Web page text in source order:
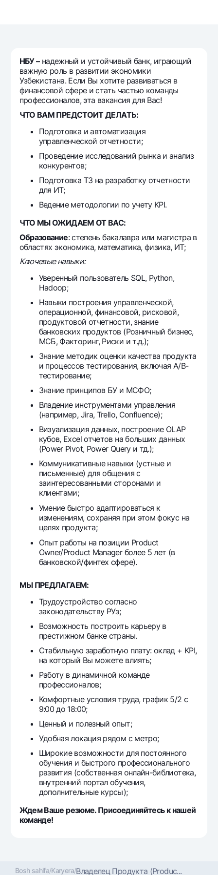
NBU’dan oltin quymalar
Kumush omonat
Mastercard
Ish haqi
Garmin pay
Aksiyalar
Milliy mobil ilovasi
Ko'p beriladigan savollar
Sayt bo‘yicha qidiring
Qidirish
Foydali havolalar
Ofis va bankomatlar
Shaxsiy ma'lumotlarni qayta ishlashga rozilik berish
Bizni ijtimoiy tarmoqlarda kuzatib boring
Aloqa markazi
+998 78 148-00-101344
НБУ –надежный и устойчивый банк, играющий
важную роль в развитии экономики
Узбекистана. Если Вы хотите развиваться в
финансовой сфере и стать частью команды
профессионалов, эта вакансия для Вас!
ЧТО ВАМ ПРЕДСТОИТ ДЕЛАТЬ:
Подготовка и автоматизация
управленческой отчетности;
Проведение исследований рынка и анализ
конкурентов;
Подготовка ТЗ на разработку отчетности
для ИТ;
Ведение методологии по учету KPI.
ЧТО МЫ ОЖИДАЕМ ОТ ВАС:
Образование: степень бакалавра или магистра в
областях экономика, математика, физика, ИТ;
Ключевые навыки:
Уверенный пользователь SQL, Python,
Hadoop;
Навыки построения управленческой,
операционной, финансовой, рисковой,
продуктовой отчетности, знание
банковских продуктов (Розничный бизнес,
МСБ, Факторинг, Риски и т.д.);
Знание методик оценки качества продукта
и процессов тестирования, включая А/В-
тестирование;
Знание принципов БУ и МСФО;
Владение инструментами управления
(например, Jira, Trello, Confluence);
Визуализация данных, построение OLAP
кубов, Ехсеl отчетов на больших данных
(Power Pivot, Power Query и тд.);
Коммуникативные навыки (устные и
письменные) для общения с
заинтересованными сторонами и
клиентами;
Умение быстро адаптироваться к
изменениям, сохраняя при этом фокус на
целях продукта;
Опыт работы на позиции Product
Owner/Product Manager более 5 лет (в
банковской/финтех сфере).
МЫ ПРЕДЛАГАЕМ:
Трудоустройство согласно
законодательству РУз;
Возможность построить карьеру в
престижном банке страны.
Стабильную заработную плату: оклад + KPI,
на который Вы можете влиять;
Работу в динамичной команде
профессионалов;
Комфортные условия труда, график 5/2 с
9:00 до 18:00;
Ценный и полезный опыт;
Удобная локация рядом с метро;
Широкие возможности для постоянного
обучения и быстрого профессионального
развития (собственная онлайн-библиотека,
внутренний портал обучения,
дополнительные курсы);
Ждем Ваше резюме. Присоединяйтесь к нашей
команде!
Bosh sahifa/Karyera/Владелец Продукта (Produc...